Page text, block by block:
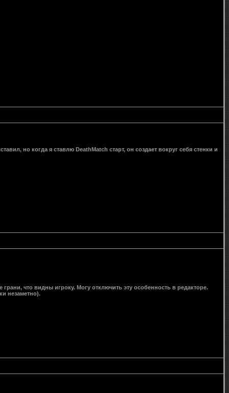
но когда я ставлю DeathMatch старт, он создает вокруг себя стенки и
что видны игроку. Могу отключить эту особенность в редакторе.
незаметно).